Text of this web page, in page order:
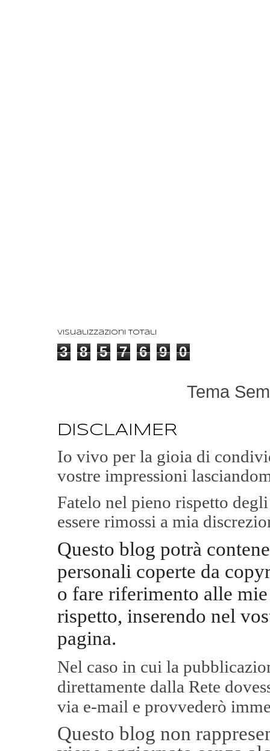
Visualizzazioni totali
3 8 5 7 6 9 0
Tema
DISCLAIMER
Io vivo per la gioia di
vostre impressioni
Fatelo nel pieno rispetto
essere rimossi a mia
Questo blog potrà
personali coperte da
o fare riferimento alle
rispetto, inserendo nel
pagina.
Nel caso in cui la
direttamente dalla Rete
via e-mail e provvederò
Questo blog non